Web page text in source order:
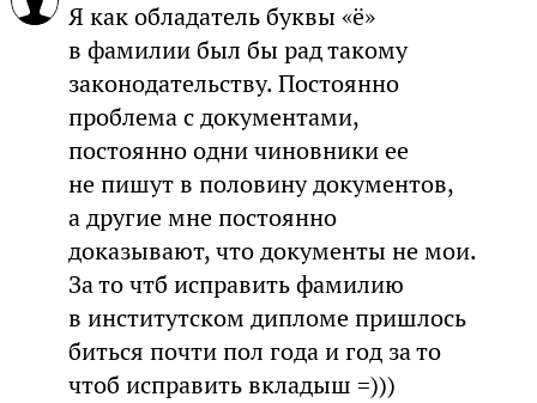
Я как обладатель буквы «ё»
в фамилии был бы рад такому
законодательству. Постоянно
проблема с документами,
постоянно одни чиновники ее
не пишут в половину документов,
а другие мне постоянно
доказывают, что документы не мои.
За то чтб исправить фамилию
в институтском дипломе пришлось
биться почти пол года и год за то
чтоб исправить вкладыш =)))